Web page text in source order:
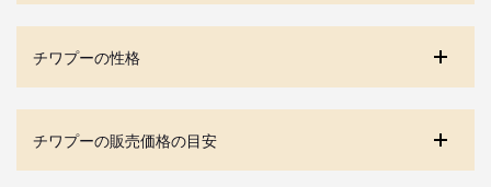
チワプーの性格
チワプーの販売価格の目安